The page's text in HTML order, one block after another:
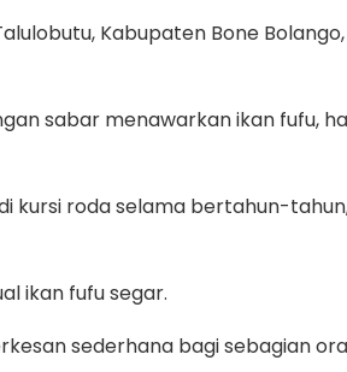
Kabupaten Bone
sabar menawarkan ikan fufu,
kursi roda selama bertahun-
ikan fufu segar.
sederhana bagi sebagian